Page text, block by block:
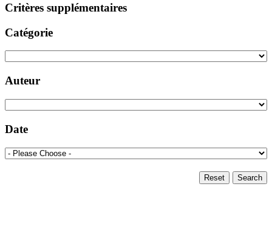
Critères supplémentaires
Catégorie
Auteur
Date
Search
Reset